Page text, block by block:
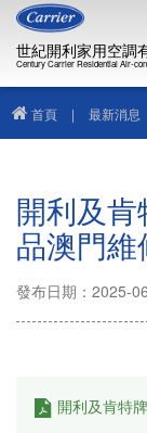
世紀開利家用空調
Century Carrier Residential Air-
首頁 | 最新消息
開利及
品澳門
發布日期：2025-
開利及肯特